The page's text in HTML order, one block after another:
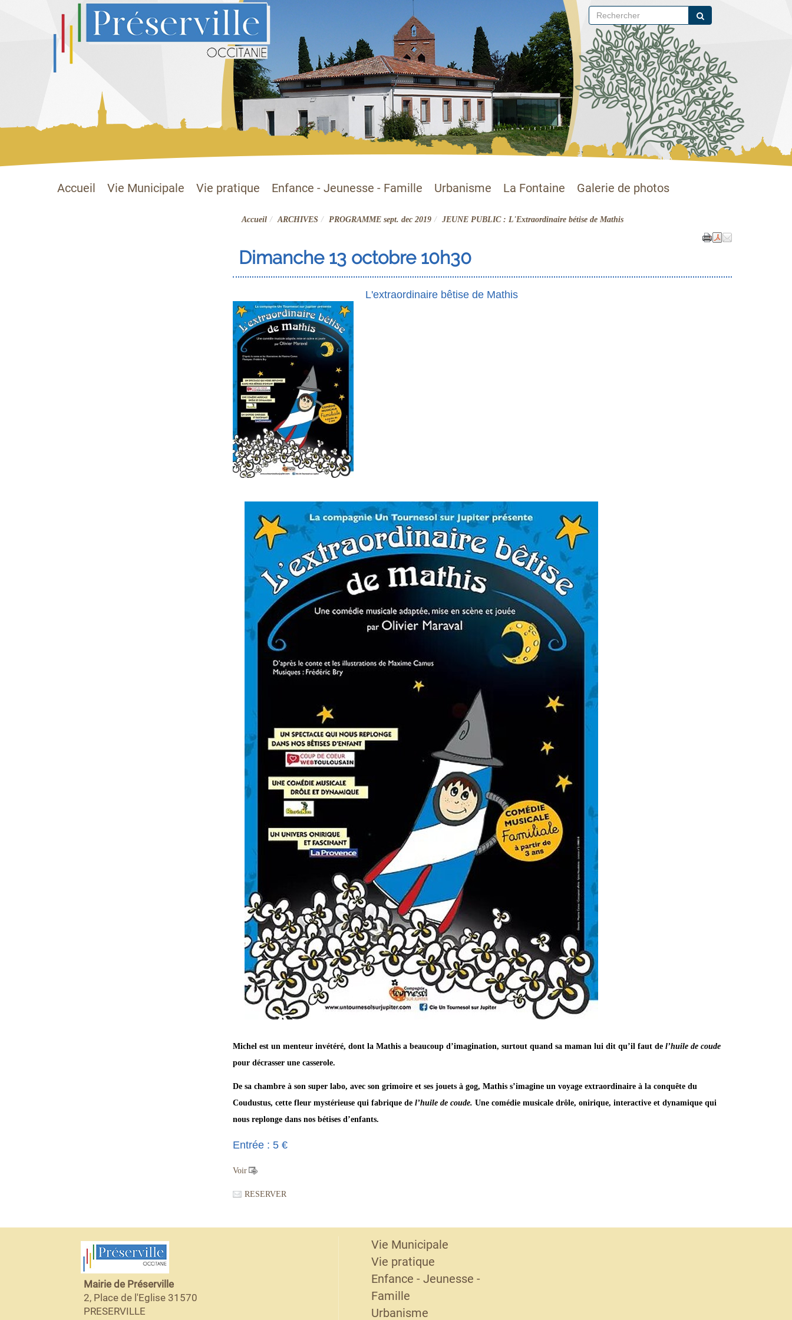
Site officiel
Accueil Vie Municipale Vie pratique Enfance - Jeunesse - Famille Urbanisme La Fontaine Galerie de photos
Accueil ARCHIVES PROGRAMME sept. dec 2019 JEUNE PUBLIC : L'Extraordinaire bétise de Mathis
Dimanche 13 octobre 10h30
L'extraordinaire bêtise de Mathis
Michel est un menteur invétéré, dont la Mathis a beaucoup d’imagination, surtout quand sa maman lui dit qu’il faut de l’huile de coude
pour décrasser une casserole.
De sa chambre à son super labo, avec son grimoire et ses jouets à gog, Mathis s’imagine un voyage extraordinaire à la conquête du
Coudustus, cette fleur mystérieuse qui fabrique de l’huile de coude. Une comédie musicale drôle, onirique, interactive et dynamique qui
nous replonge dans nos bétises d’enfants.
Entrée : 5 €
Voir
RESERVER
Mairie de Préserville
2, Place de l'Eglise 31570
PRESERVILLE
Vie Municipale
Vie pratique
Enfance - Jeunesse -
Famille
Urbanisme